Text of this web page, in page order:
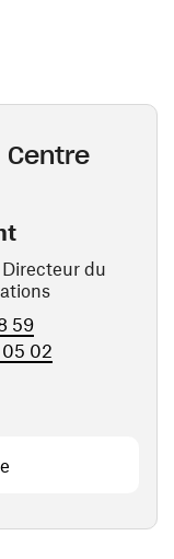
du
59
05 02